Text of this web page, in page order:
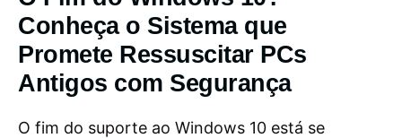
Conheça o Sistema que
Promete Ressuscitar PCs
Antigos com Segurança
O fim do suporte ao Windows 10 está se